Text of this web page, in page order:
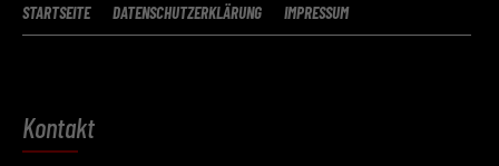
STARTSEITE DATENSCHUTZERKLÄRUNG IMPRESSUM
Kontakt